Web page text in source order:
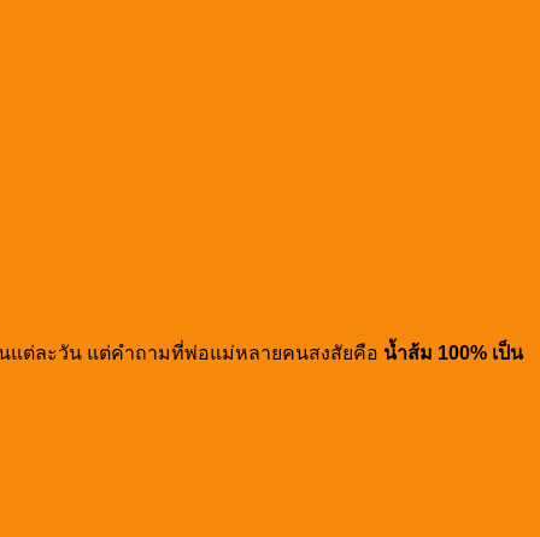
แต่ละวัน แต่คำถามที่พ่อแม่หลายคนสงสัยคือ น้ำส้ม 100% เป็น